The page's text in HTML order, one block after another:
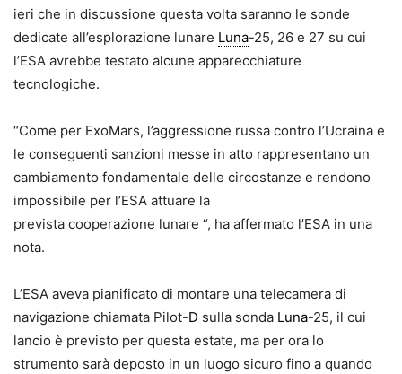
ieri che in discussione questa volta saranno le sonde
dedicate all’esplorazione lunare Luna-25, 26 e 27 su cui
l’ESA avrebbe testato alcune apparecchiature
tecnologiche.
“Come per ExoMars, l’aggressione russa contro l’Ucraina e
le conseguenti sanzioni messe in atto rappresentano un
cambiamento fondamentale delle circostanze e rendono
impossibile per l’ESA attuare la
prevista cooperazione lunare “, ha affermato l’ESA in una
nota.
L’ESA aveva pianificato di montare una telecamera di
navigazione chiamata Pilot-D sulla sonda Luna-25, il cui
lancio è previsto per questa estate, ma per ora lo
strumento sarà deposto in un luogo sicuro fino a quando